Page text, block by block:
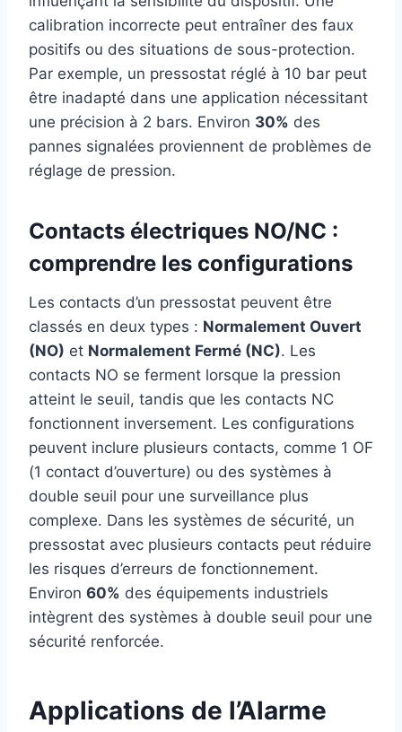
calibration incorrecte peut entraîner des faux
positifs ou des situations de sous-protection.
Par exemple, un pressostat réglé à 10 bar peut
être inadapté dans une application nécessitant
une précision à 2 bars. Environ 30% des
pannes signalées proviennent de problèmes de
réglage de pression.
Contacts électriques NO/NC :
comprendre les configurations
Les contacts d’un pressostat peuvent être
classés en deux types : Normalement Ouvert
(NO) et Normalement Fermé (NC). Les
contacts NO se ferment lorsque la pression
atteint le seuil, tandis que les contacts NC
fonctionnent inversement. Les configurations
peuvent inclure plusieurs contacts, comme 1 OF
(1 contact d’ouverture) ou des systèmes à
double seuil pour une surveillance plus
complexe. Dans les systèmes de sécurité, un
pressostat avec plusieurs contacts peut réduire
les risques d’erreurs de fonctionnement.
Environ 60% des équipements industriels
intègrent des systèmes à double seuil pour une
sécurité renforcée.
Applications de l’Alarme